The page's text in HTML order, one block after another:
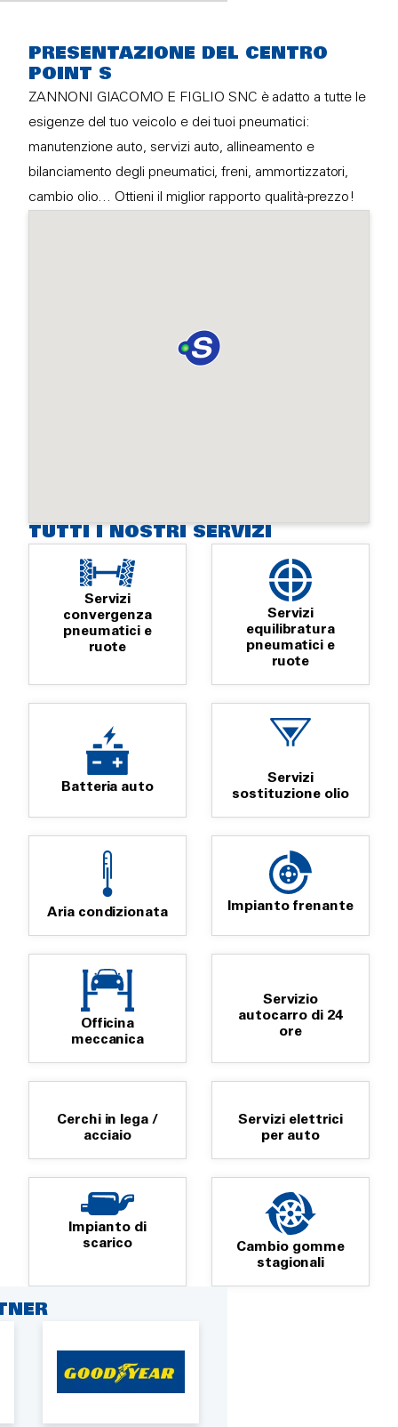
PRESENTAZIONE DEL CENTRO
POINT S
ZANNONI GIACOMO E FIGLIO SNC è adatto a tutte le
esigenze del tuo veicolo e dei tuoi pneumatici:
manutenzione auto, servizi auto, allineamento e
bilanciamento degli pneumatici, freni, ammortizzatori,
cambio olio… Ottieni il miglior rapporto qualità-prezzo!
TUTTI I NOSTRI SERVIZI
Servizi
convergenza
pneumatici e
ruote
Servizi
equilibratura
pneumatici e
ruote
Batteria auto
Servizi
sostituzione olio
Aria condizionata Impianto frenante
Officina
meccanica
Servizio
autocarro di 24
ore
Cerchi in lega /
acciaio
Servizi elettrici
per auto
Impianto di
scarico
Cambio gomme
stagionali